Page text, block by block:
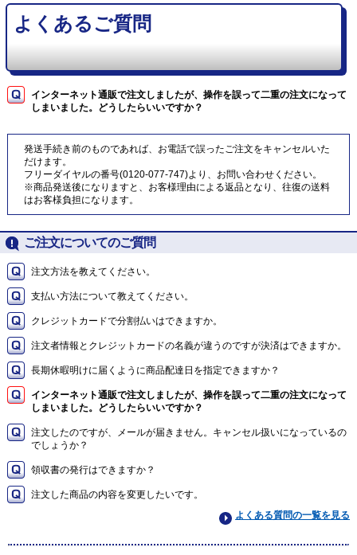
よくあるご質問
インターネット通販で注文しましたが、操作を誤って二重の注文になって
しまいました。どうしたらいいですか？
発送手続き前のものであれば、お電話で誤ったご注文をキャンセルいた
だけます。
フリーダイヤルの番号(0120-077-747)より、お問い合わせください。
※商品発送後になりますと、お客様理由による返品となり、往復の送料
はお客様負担になります。
ご注文についてのご質問
注文方法を教えてください。
支払い方法について教えてください。
クレジットカードで分割払いはできますか。
注文者情報とクレジットカードの名義が違うのですが決済はできますか。
長期休暇明けに届くように商品配達日を指定できますか？
インターネット通販で注文しましたが、操作を誤って二重の注文になって
しまいました。どうしたらいいですか？
注文したのですが、メールが届きません。キャンセル扱いになっているの
でしょうか？
領収書の発行はできますか？
注文した商品の内容を変更したいです。
よくある質問の一覧を見る